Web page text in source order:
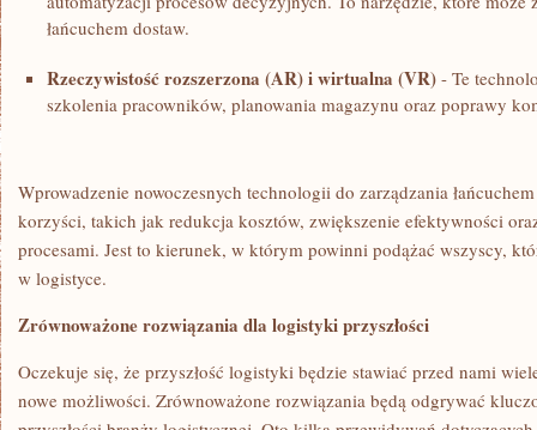
łańcuchem dostaw.
Rzeczywistość ⁤rozszerzona (AR) i wirtualna (VR) ⁢- Te
szkolenia pracowników, planowania magazynu oraz poprawy
Wprowadzenie ⁢nowoczesnych technologii do zarządzania
korzyści, takich jak redukcja kosztów, zwiększenie⁢ efektywności
procesami. Jest to kierunek, w którym ‌powinni podążać wszyscy,
⁤w logistyce.
Zrównoważone rozwiązania dla logistyki przyszłości
Oczekuje się, że przyszłość logistyki będzie stawiać przed​ nami
nowe możliwości. Zrównoważone rozwiązania‌ będą odgrywać